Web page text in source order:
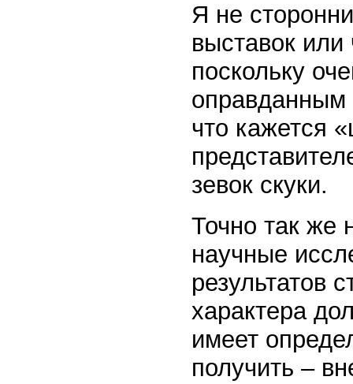
Я не
выставок
поскольку
оправданным
что кажется
зевок скуки.
Точно так же
научные
результатов
характера
имеет
получить –